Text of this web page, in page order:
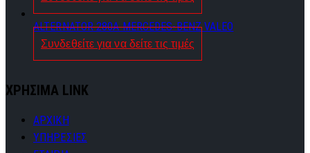
ALTERNATOR 280A MERCEDES-BENZ VALEO
Συνδεθείτε για να δείτε τις τιμές
ΧΡΗΣΙΜΑ LINK
ΑΡΧΙΚΗ
ΥΠΗΡΕΣΙΕΣ